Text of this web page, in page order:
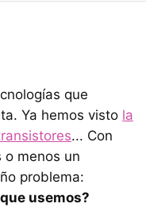
que
Ya hemos visto la
... Con
o menos un
problema:
usemos?